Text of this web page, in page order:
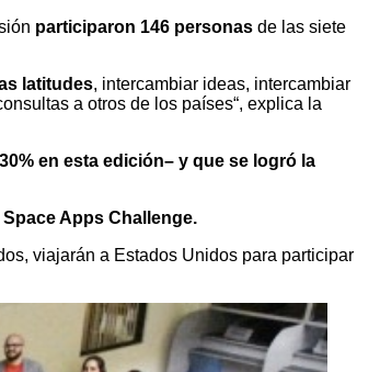
participaron 146 personas de las siete
latitudes, intercambiar ideas, intercambiar
a otros de los países“, explica la
en esta edición– y que se logró la
Apps Challenge.
viajarán a Estados Unidos para participar